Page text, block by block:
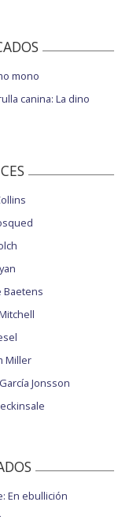
mono
canina: La dino
Baetens
Miller
Jonsson
En ebullición